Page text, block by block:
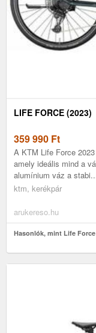
LIFE FORCE (2023)
359 990 Ft
A KTM Life Force
amely ideális mind a
alumínium váz a
ktm, kerékpár
arukereso.hu
Hasonlók, mint Life Force